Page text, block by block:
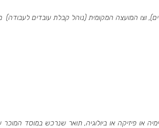
וצו המועצה המקומית (נוהל קבלת עובדים
או פיזיקה או ביולוגיה, תואר שנרכש במוסד